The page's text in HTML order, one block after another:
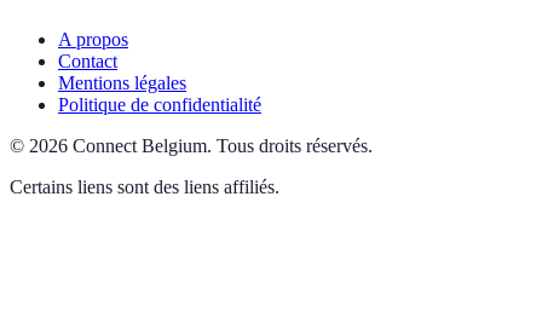
A propos
Contact
Mentions légales
Politique de confidentialité
© 2026 Connect Belgium. Tous droits réservés.
Certains liens sont des liens affiliés.